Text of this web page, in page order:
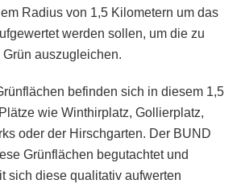
Radius von 1,5 Kilometern um das
werden sollen, um die zu
auszugleichen.
befinden sich in diesem 1,5
wie Winthirplatz, Gollierplatz,
oder der Hirschgarten. Der BUND
Grünflächen begutachtet und
sich diese qualitativ aufwerten